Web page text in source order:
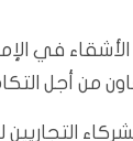
الأشقاء في
من أجل